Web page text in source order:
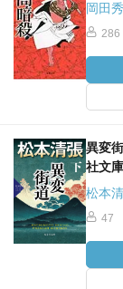
岡田
286
異変
社文
松本
47